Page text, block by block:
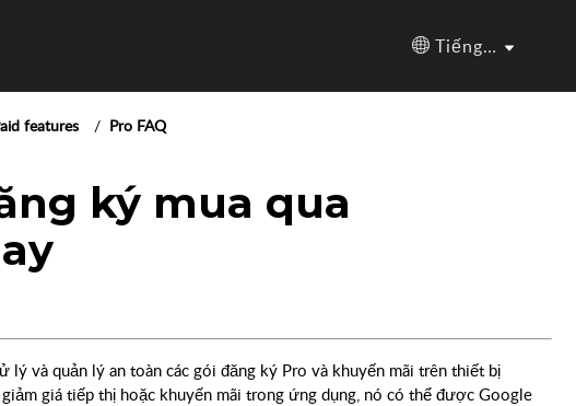
Tiếng Việt
features Pro FAQ
ký mua qua
lý và quản lý an toàn các gói đăng ký Pro và khuyến mãi trên thiết bị
giá tiếp thị hoặc khuyến mãi trong ứng dụng, nó có thể được Google